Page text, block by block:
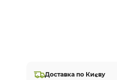
Доставка по Києву